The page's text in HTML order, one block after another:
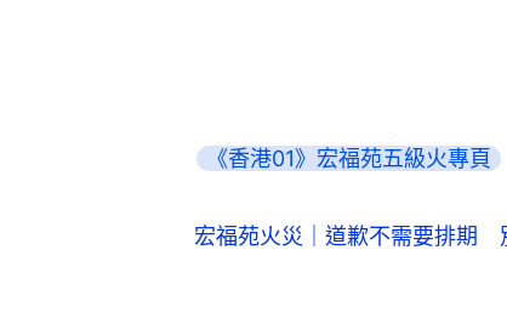
《香港01》宏福苑五級火專頁
宏福苑火災｜道歉不需要排期